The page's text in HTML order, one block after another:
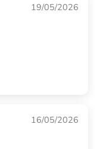
19/05/2026
16/05/2026